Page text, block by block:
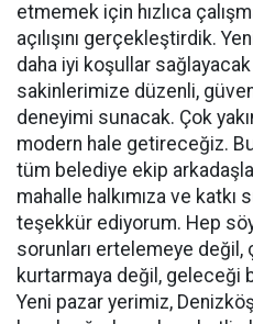
etmemek için hızlıca
açılışını gerçekleştirdik.
daha iyi koşullar
sakinlerimize düzenli,
deneyimi sunacak. Çok
modern hale getireceğiz.
tüm belediye ekip
mahalle halkımıza ve
teşekkür ediyorum. Hep
sorunları ertelemeye
kurtarmaya değil, geleceği
Yeni pazar yerimiz,